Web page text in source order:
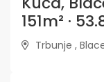
151m² ·
Trbunje ,